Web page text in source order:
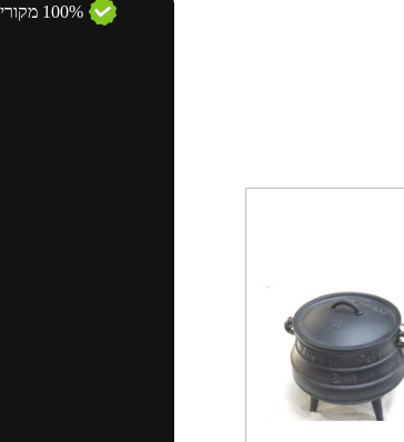
100% מקורי